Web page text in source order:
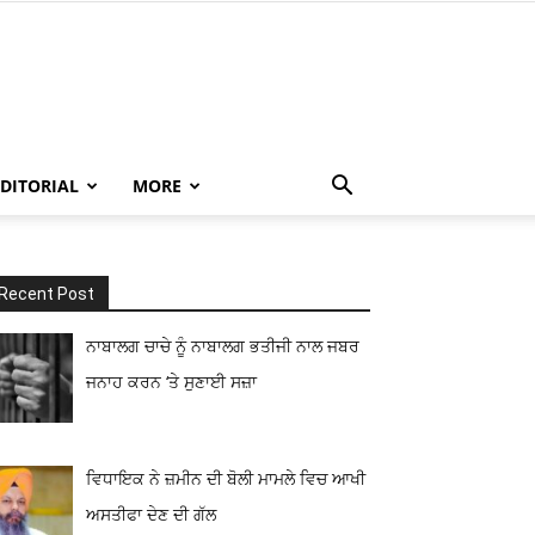
MORE
Recent Post
ਨਾਬਾਲਗ ਚਾਚੇ ਨੂੰ ਨਾਬਾਲਗ ਭਤੀਜੀ ਨਾਲ ਜਬਰ
ਜਨਾਹ ਕਰਨ ‘ਤੇ ਸੁਣਾਈ ਸਜ਼ਾ
ਵਿਧਾਇਕ ਨੇ ਜ਼ਮੀਨ ਦੀ ਬੋਲੀ ਮਾਮਲੇ ਵਿਚ ਆਖੀ
ਅਸਤੀਫਾ ਦੇਣ ਦੀ ਗੱਲ